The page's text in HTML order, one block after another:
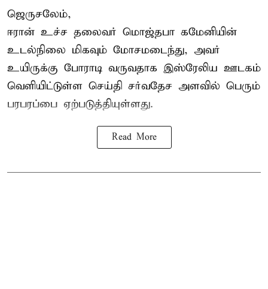
ஜெருசலேம்,
ஈரான் உச்ச தலைவர் மொஜ்தபா கமேனியின்
உடல்நிலை மிகவும் மோசமடைந்து, அவர்
உயிருக்கு போராடி வருவதாக இஸ்ரேலிய ஊடகம்
வெளியிட்டுள்ள செய்தி சர்வதேச அளவில் பெரும்
பரபரப்பை ஏற்படுத்தியுள்ளது.
Read More